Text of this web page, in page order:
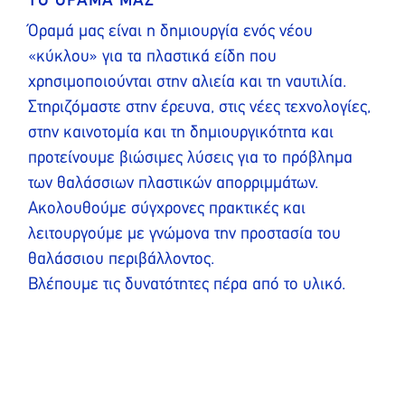
Όραμά μας είναι η δημιουργία ενός νέου
«κύκλου» για τα πλαστικά είδη που
χρησιμοποιούνται στην αλιεία και τη ναυτιλία.
Στηριζόμαστε στην έρευνα, στις νέες τεχνολογίες,
στην καινοτομία και τη δημιουργικότητα και
προτείνουμε βιώσιμες λύσεις για το πρόβλημα
των θαλάσσιων πλαστικών απορριμμάτων.
Ακολουθούμε σύγχρονες πρακτικές και
λειτουργούμε με γνώμονα την προστασία του
θαλάσσιου περιβάλλοντος.
Βλέπουμε τις δυνατότητες πέρα από το υλικό.